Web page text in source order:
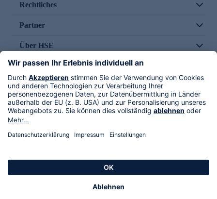
Rechtliches
Partner
Über HSE
Im TV
HSE International